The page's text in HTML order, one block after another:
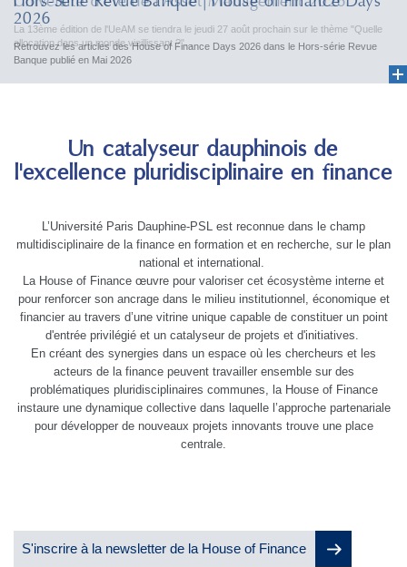
La 13ème édition de l'UeAM se tiendra le jeudi 27 août prochain sur le thème "Quelle
allocation dans un monde vieillissant ?"...
2026
Retrouvez les articles des House of Finance Days 2026 dans le Hors-série Revue
Banque publié en Mai 2026
Un catalyseur dauphinois de
l'excellence pluridisciplinaire en finance
L’Université Paris Dauphine-PSL est reconnue dans le champ
multidisciplinaire de la finance en formation et en recherche, sur le plan
national et international.
La House of Finance œuvre pour valoriser cet écosystème interne et
pour renforcer son ancrage dans le milieu institutionnel, économique et
financier au travers d’une vitrine unique capable de constituer un point
d'entrée privilégié et un catalyseur de projets et d'initiatives.
En créant des synergies dans un espace où les chercheurs et les
acteurs de la finance peuvent travailler ensemble sur des
problématiques pluridisciplinaires communes, la House of Finance
instaure une dynamique collective dans laquelle l’approche partenariale
pour développer de nouveaux projets innovants trouve une place
centrale.
S'inscrire à la newsletter de la House of Finance